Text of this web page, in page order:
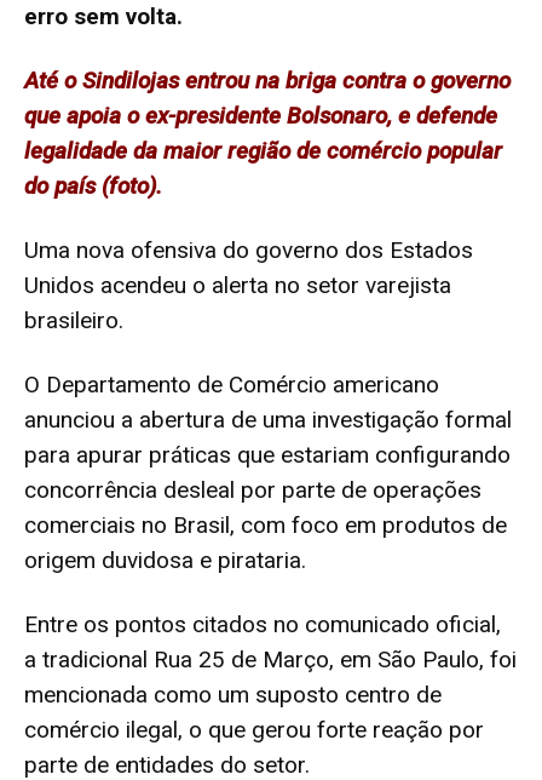
erro sem volta.
Até o Sindilojas entrou na briga contra o governo
que apoia o ex-presidente Bolsonaro, e defende
legalidade da maior região de comércio popular
do país (foto).
Uma nova ofensiva do governo dos Estados
Unidos acendeu o alerta no setor varejista
brasileiro.
O Departamento de Comércio americano
anunciou a abertura de uma investigação formal
para apurar práticas que estariam configurando
concorrência desleal por parte de operações
comerciais no Brasil, com foco em produtos de
origem duvidosa e pirataria.
Entre os pontos citados no comunicado oficial,
a tradicional Rua 25 de Março, em São Paulo, foi
mencionada como um suposto centro de
comércio ilegal, o que gerou forte reação por
parte de entidades do setor.